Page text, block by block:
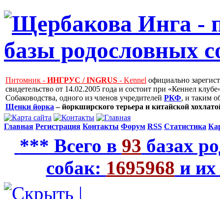
Питомник - ИНГРУС / INGRUS - Kennel официально
свидетельство от 14.02.2005 года и состоит при «Кеннел
Собаководства, одного из членов учредителей РКФ, и таким
Щенки йорка – йоркширского терьера и китайской
Главная Регистрация Контакты Форум RSS Статистика
*** Всего в 93 базах
собак: 1695968 и